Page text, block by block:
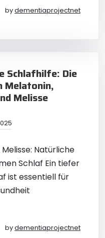
bydementiaprojectnet
Schlafhilfe: Die
Melatonin,
Melisse
Natürliche
Schlaf Ein tiefer
ist essentiell für
bydementiaprojectnet